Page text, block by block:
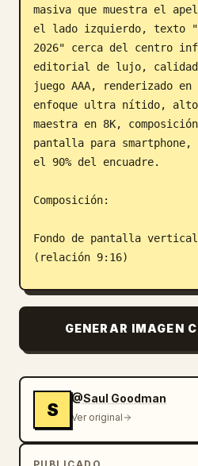
masiva que muestra el
el lado izquierdo, texto
2026" cerca del centro
editorial de lujo, calidad
juego AAA, renderizado
enfoque ultra nítido,
maestra en 8K,
pantalla para smartphone,
el 90% del encuadre.
Composición:
Fondo de pantalla vertical
(relación 9:16)
Retrato de medio cuerpo
Sujeto posicionado
Perspectiva de primer
fuerte presencia visual
GENERAR IMAGEN
S
@Saul Goodman
Ver original